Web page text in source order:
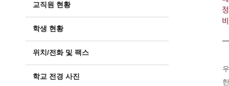
교직원 현황
학생 현황
위치/전화 및 팩스
학교 전경 사진